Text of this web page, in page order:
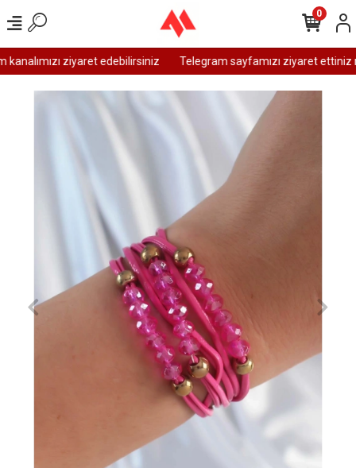
ziyaret edebilirsiniz Telegram sayfamızı ziyaret ettiniz
0